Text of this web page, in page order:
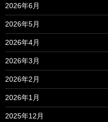
2026年6月
2026年5月
2026年4月
2026年3月
2026年2月
2026年1月
2025年12月